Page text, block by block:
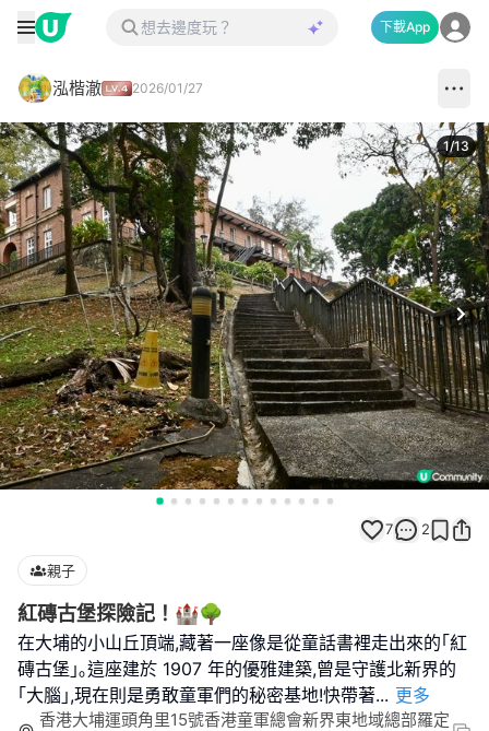
下載App
泓楷澈 2026/01/27
1/13
7 2
親子
紅磚古堡探險記！🏰🌳
在大埔的小山丘頂端,藏著一座像是從童話書裡走出來的｢紅
磚古堡｣｡這座建於 1907 年的優雅建築,曾是守護北新界的
｢大腦｣,現在則是勇敢童軍們的秘密基地!快帶著... 更多
香港大埔運頭角里15號香港童軍總會新界東地域總部羅定